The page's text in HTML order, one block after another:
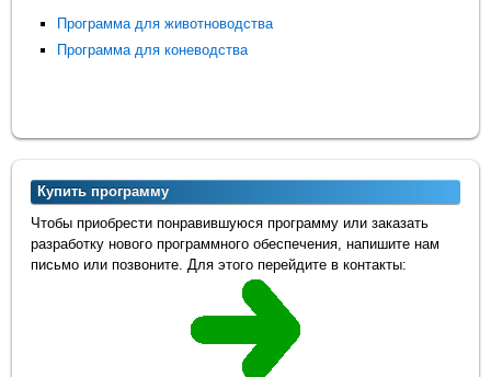
Программа для животноводства
Программа для коневодства
Купить программу
Чтобы приобрести понравившуюся программу или заказать
разработку нового программного обеспечения, напишите нам
письмо или позвоните. Для этого перейдите в контакты: